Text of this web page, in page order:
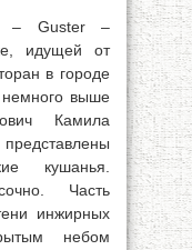
– Guster –
идущей от
в городе
выше
Камила
кушанья.
Часть
инжирных
небом